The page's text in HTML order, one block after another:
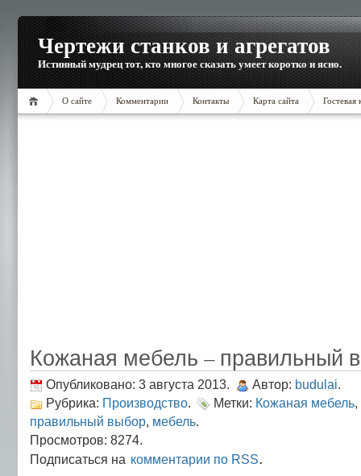
Чертежи станков и агрегатов
Истинный мудрец тот, кто многое сказать умеет коротко и ясно.
О сайте Комментарии Контакты Карта сайта Гостевая
Кожаная мебель – правильный
Опубликовано: 3 августа 2013. Автор: budulai.
Рубрика: Производство. Метки: Кожаная мебель,
правильный выбор, мебель.
Просмотров: 8274.
Подписаться на комментарии по RSS.